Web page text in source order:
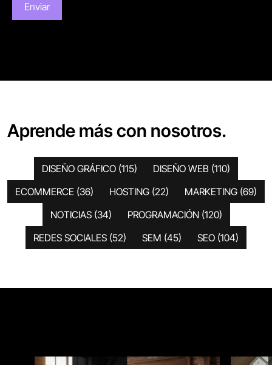
Aprende más con nosotros.
DISEÑO GRÁFICO (115) DISEÑO WEB (110)
ECOMMERCE (36) HOSTING (22) MARKETING (69)
NOTICIAS (34) PROGRAMACIÓN (120)
REDES SOCIALES (52) SEM (45) SEO (104)